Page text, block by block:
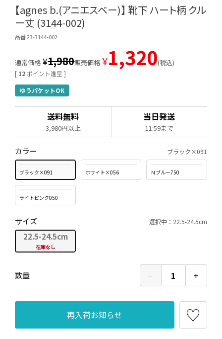
【agnes b.(アニエスベー)】 靴下 ハート柄 クル
ー丈 (3144-002)
品番 23-3144-002
[ 12 ポイント進呈 ]
通常価格 ¥1,980販売価格 ¥1,320 税込
ゆうパケットOK
送料無料
3,980円以上
当日発送
11:59まで
カラー ブラック×091
ブラック×091 ホワイト×056 Ｎブルー750
ライトピンク050
サイズ 選択中：22.5-24.5cm
22.5-24.5cm
在庫なし
数量 − 1 +
再入荷お知らせ